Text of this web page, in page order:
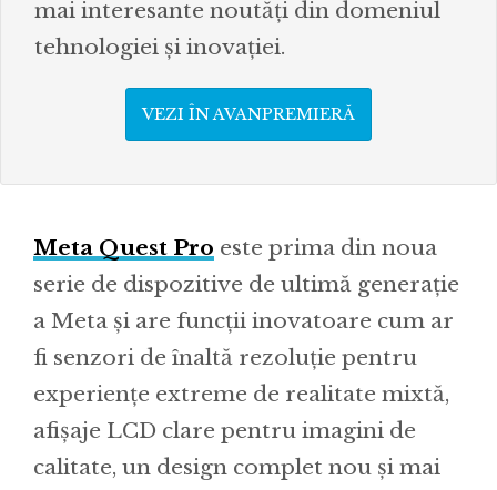
mai interesante noutăți din domeniul
tehnologiei și inovației.
VEZI ÎN AVANPREMIERĂ
Meta Quest Pro este prima din noua
serie de dispozitive de ultimă generație
a Meta și are funcții inovatoare cum ar
fi senzori de înaltă rezoluție pentru
experiențe extreme de realitate mixtă,
afișaje LCD clare pentru imagini de
calitate, un design complet nou și mai